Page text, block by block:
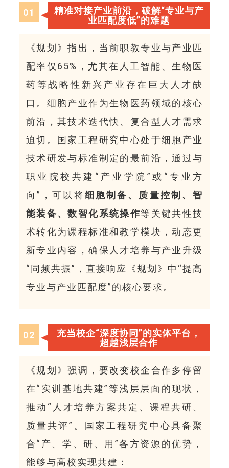
01
精准对接产业前沿，破解“专业与产
业匹配度低”的难题
《规划》指出，当前职教专业与产业匹
配率仅65%，尤其在人工智能、生物医
药等战略性新兴产业存在巨大人才缺
口。细胞产业作为生物医药领域的核心
前沿，其技术迭代快、复合型人才需求
迫切。国家工程研究中心处于细胞产业
技术研发与标准制定的最前沿，通过与
职业院校共建“产业学院”或“专业方
向”，可以将细胞制备、质量控制、智
能装备、数智化系统操作等关键共性技
术转化为课程标准和教学模块，动态更
新专业内容，确保人才培养与产业升级
“同频共振”，直接响应《规划》中“提高
专业与产业匹配度”的核心要求。
02
充当校企“深度协同”的实体平台，
超越浅层合作
《规划》强调，要改变校企合作多停留
在“实训基地共建”等浅层层面的现状，
推动“人才培养方案共定、课程共研、
质量共评”。国家工程研究中心具备聚
合“产、学、研、用”各方资源的优势，
能够与高校实现共建：